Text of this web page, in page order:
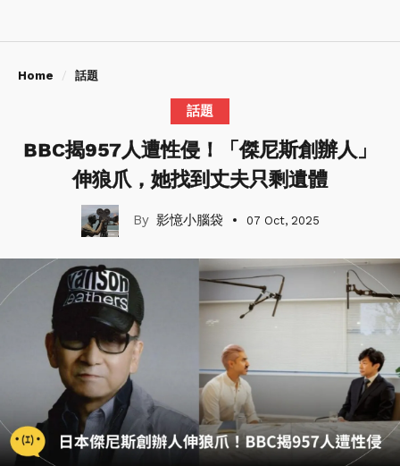
Home 話題
話題
BBC揭957人遭性侵！「傑尼斯創辦人」
伸狼爪，她找到丈夫只剩遺體
影憶小腦袋 07 Oct, 2025